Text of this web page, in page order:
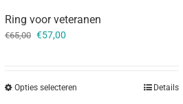
Ring voor veteranen
€65,00 Oorspronkelijke
€57,00
Opties selecteren Details